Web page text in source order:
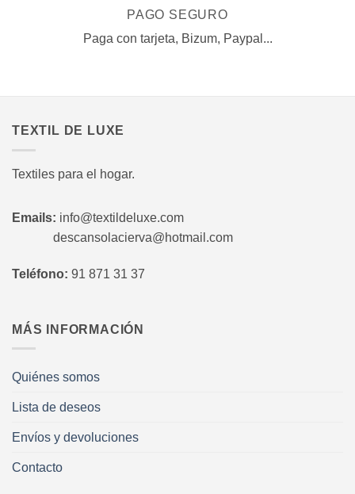
PAGO SEGURO
Paga con tarjeta, Bizum, Paypal...
TEXTIL DE LUXE
Textiles para el hogar.
Emails: info@textildeluxe.com
descansolacierva@hotmail.com
Teléfono: 91 871 31 37
MÁS INFORMACIÓN
Quiénes somos
Lista de deseos
Envíos y devoluciones
Contacto